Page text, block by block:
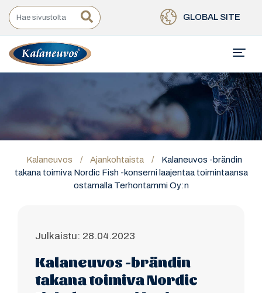
GLOBAL SITE
Kalaneuvos / Ajankohtaista /
Kalaneuvos -brändin
takana toimiva Nordic Fish -konserni laajentaa toimintaansa
ostamalla Terhontammi Oy:n
Julkaistu: 28.04.2023
Kalaneuvos -brändin
takana toimiva Nordic